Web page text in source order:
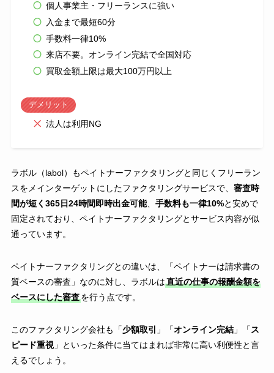
個人事業主・フリーランスに強い
入金まで最短60分
手数料一律10%
来店不要。オンライン完結で全国対応
買取金額上限は最大100万円以上
デメリット
法人は利用NG
ラボル（labol）もペイトナーファクタリングと同じくフリーラン
スをメインターゲットにしたファクタリングサービスで、 審査時
間が短く365日24時間即時出金可能、 手数料も一律10%と安めで
固定されており、ペイトナーファクタリングとサービス内容が似
通っています。
ペイトナーファクタリングとの違いは、「ペイトナーは請求書の
質ベースの審査」なのに対し、ラボルは直近の仕事の報酬金額を
ベースにした審査を行う点です。
このファクタリング会社も「少額取引 」「オンライン完結」「ス
ピード重視」といった条件に当てはまれば非常に高い利便性と言
えるでしょう。